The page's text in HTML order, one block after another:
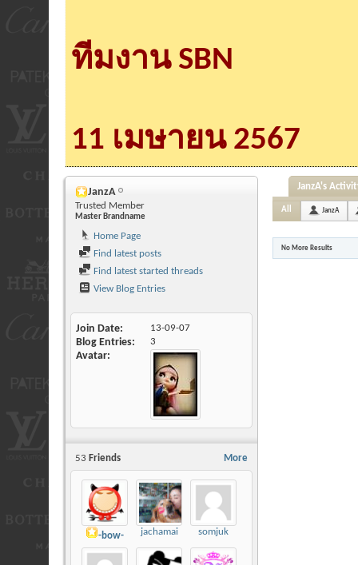
ทีมงาน SBN
11 เมษายน 2567
JanzA
Trusted Member
Master Brandname
Home Page
Find latest posts
Find latest started threads
View Blog Entries
Join Date 13-09-07
Blog Entries 3
Avatar
More
53 Friends
-bow- jachamai somjuk
JanzA's
All JanzA
No More Results